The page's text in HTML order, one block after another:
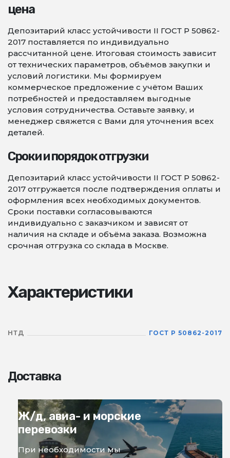
цена
Депозитарий класс устойчивости II ГОСТ Р 50862-
2017 поставляется по индивидуально
рассчитанной цене. Итоговая стоимость зависит
от технических параметров, объёмов закупки и
условий логистики. Мы формируем
коммерческое предложение с учётом Ваших
потребностей и предоставляем выгодные
условия сотрудничества. Оставьте заявку, и
менеджер свяжется с Вами для уточнения всех
деталей.
Сроки и порядок отгрузки
Депозитарий класс устойчивости II ГОСТ Р 50862-
2017 отгружается после подтверждения оплаты и
оформления всех необходимых документов.
Сроки поставки согласовываются
индивидуально с заказчиком и зависят от
наличия на складе и объёма заказа. Возможна
срочная отгрузка со склада в Москве.
Характеристики
НТД ГОСТ Р 50862-2017
Доставка
Ж/д, авиа- и морские
перевозки
При необходимости мы